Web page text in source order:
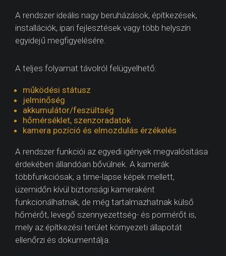
A rendszer ideális nagy beruházások, építkezések,
installációk, ipari fejlesztések vagy több helyszín
egyidejű megfigyelésére.
A teljes folyamat távolról felügyelhető:
működési státusz
jelminőség
akkumulátor/feszültség
hőmérséklet, szenzoradatok
kamera pozíció és elmozdulás érzékelés
A rendszer funkciói az egyedi igények megvalósítása
érdekében állandóan bővülnek. A kamerák
többfunkciósak, a time-lapse képek mellett,
üzemidőn kívül biztonsági kameraként
funkcionálhatnak, de még tartalmazhatnak külső
hőmérőt, levegő szennyezettség- és pormérőt is,
mely az építkezési terület környezeti állapotát
ellenőrzi és dokumentálja.